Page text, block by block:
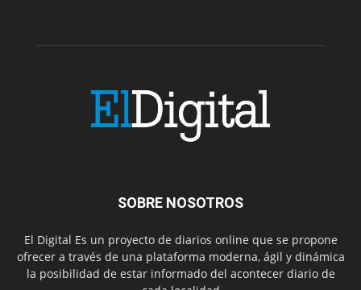
SOBRE NOSOTROS
El Digital Es un proyecto de diarios online que se propone
ofrecer a través de una plataforma moderna, ágil y dinámica
la posibilidad de estar informado del acontecer diario de